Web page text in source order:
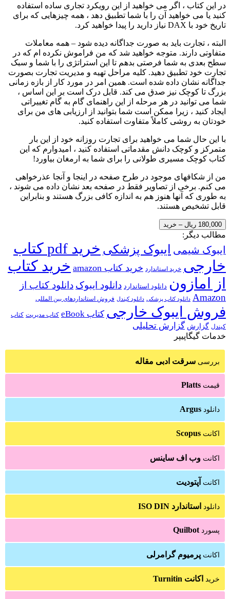
در این کتاب ، اگر می خواهید از این رویکرد تجاری ساده استفاده
کنید یا می خواهید آن را با شما تطبیق دهد ، همه چیزهایی که برای
تاریخ خود با DAX نیاز دارید را پیدا خواهید کرد.
البته ، تجارت باید به صورت جداگانه دیده شود – همه معاملات
متفاوتی دارند. متوجه خواهید شد که من فراموش نکرده ام که در
سطح بعدی به شما فرصتی بدهم تا این استراتژی را با شما و سبک
تجارت خود تطبیق دهید. کلیه مراحل تهیه و مدیریت تجارت بصورت
جداگانه نشان داده شده است. همین امر در مورد کار از بازه زمانی
بزرگ تا کوچک نیز صدق می کند. قابل درک است بر این اساس ،
شما می توانید در هر مرحله از این راهنمای گام به گام تغییراتی
ایجاد کنید ، زیرا ممکن است شما بتوانید از ارزیابی های من برای
خودتان به روشی کاملاً متفاوت استفاده کنید.
با این حال شما می خواهید برای تجارت روزانه خود از این بار
متمرکز و کوچک دانش مقدماتی استفاده کنید ، امیدوارم که این
کتاب کوچک مسیری طولانی را برای شما به ارمغان بیاورد!
من از شکافهای موجود در طرح صفحه در اینجا و آنجا عذرخواهی
می کنم. برخی از تصاویر فقط در صفحه بعد نشان داده می شوند ،
به طوری که آنها هنوز هم به اندازه کافی بزرگ هستند و بنابراین
قابل تشخیص هستند.
180,000 ریال – خرید
مطالب دیگر:
ایبوک شیمی ایبوک پزشکی
خرید pdf کتاب
خارجی خرید استاندارد خرید کتاب amazon
خرید کتاب
از امازون دانلود استاندارد دانلود ایبوک دانلود کتاب از
Amazon دانلود کتاب پزشکی دانلود کیندل فروش استانداردهای بین المللی
فروش ایبوک خارجی کتاب eBook کتاب مدیریت کتاب
کیندل گزارش گزارش تحلیلی
خدمات گیگاپیپر
بررسی سرقت ادبی مقاله
قیمت Platts
دانلود Argus
اکانت Scopus
اکانت وب اف ساینس
اکانت آپتودیت
دانلود استاندارد ISO DIN
پسورد Quilbot
اکانت پرمیوم گرامرلی
خرید اکانت Turnitin